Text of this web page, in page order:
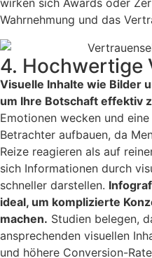
Wahrnehmung und das
4. Hochwertige
Visuelle Inhalte wie Bilder
um Ihre Botschaft effektiv
Emotionen wecken und
Betrachter aufbauen, da
Reize reagieren als auf
sich Informationen durch
schneller darstellen.
ideal, um komplizierte
machen. Studien belegen,
ansprechenden visuellen
und höhere Conversion-